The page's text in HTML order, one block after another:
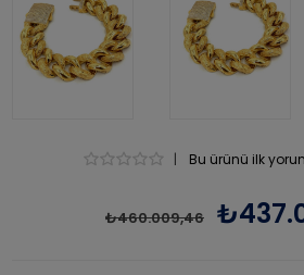
| Bu ürünü ilk
₺460.009,46